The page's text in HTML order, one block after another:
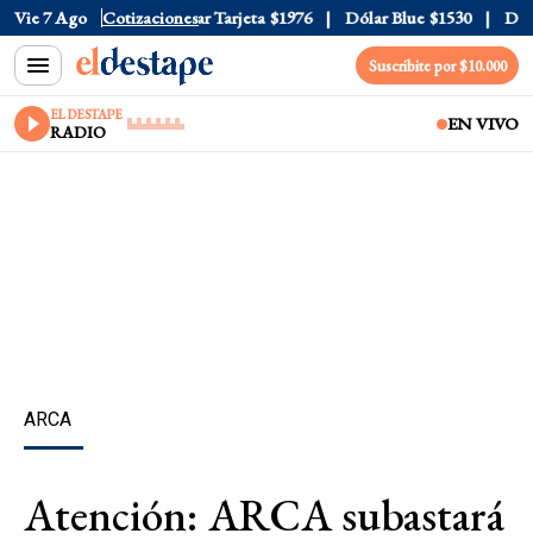
Vie 7 Ago Cotizaciones
Oficial $1520 Dólar Tarjeta $1976 Dólar Blue $1530 Dólar
Suscribite por $10.000
EL DESTAPE
RADIO EN VIVO
ARCA
Atención: ARCA subastará